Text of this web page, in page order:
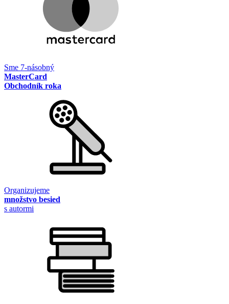
Sme 7-násobný
MasterCard
Obchodník roka
Organizujeme
množstvo besied
s autormi